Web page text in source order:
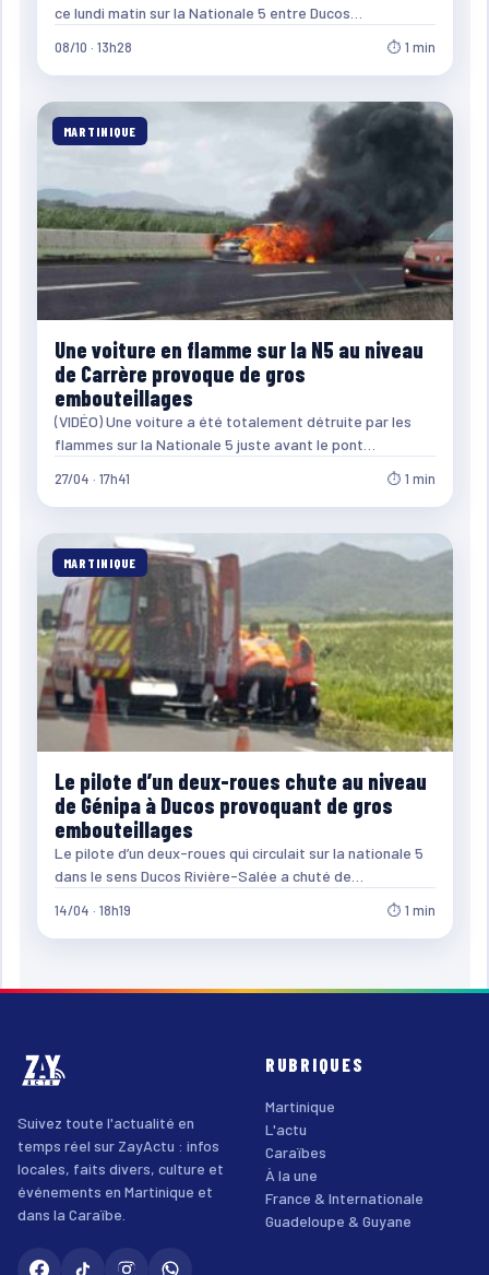
ce lundi matin sur la Nationale 5 entre Ducos…
08/10 · 13h28 ⏱ 1 min
MARTINIQUE
Une voiture en flamme sur la N5 au niveau
de Carrère provoque de gros
embouteillages
(VIDÉO) Une voiture a été totalement détruite par les
flammes sur la Nationale 5 juste avant le pont…
27/04 · 17h41 ⏱ 1 min
MARTINIQUE
Le pilote d’un deux-roues chute au niveau
de Génipa à Ducos provoquant de gros
embouteillages
Le pilote d’un deux-roues qui circulait sur la nationale 5
dans le sens Ducos Rivière-Salée a chuté de…
14/04 · 18h19 ⏱ 1 min
Suivez toute l'actualité en
temps réel sur ZayActu : infos
locales, faits divers, culture et
événements en Martinique et
dans la Caraïbe.
RUBRIQUES
Martinique
L'actu
Caraïbes
À la une
France & Internationale
Guadeloupe & Guyane